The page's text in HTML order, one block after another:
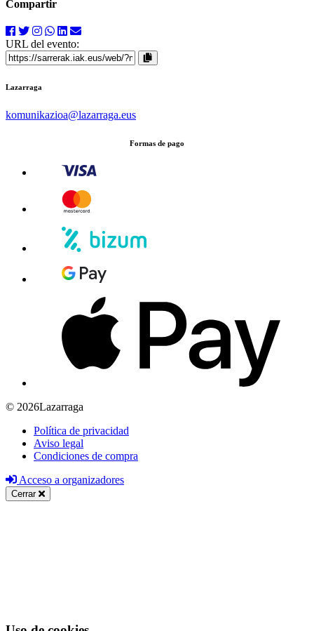
Compartir
URL del evento:
Lazarraga
komunikazioa@lazarraga.eus
Formas de pago
© 2026Lazarraga
Política de privacidad
Aviso legal
Condiciones de compra
Acceso a organizadores
Cerrar